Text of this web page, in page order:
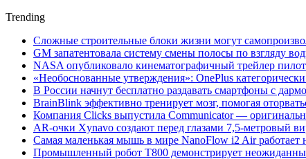
Trending
Сложные строительные блоки жизни могут
GM запатентовала систему смены полосы по взгляду
NASA опубликовало кинематографичный трейлер
«Необоснованные утверждения»: OnePlus
В России начнут бесплатно раздавать смартфоны с
BrainBlink эффективно тренирует мозг, помогая
Компания Clicks выпустила Communicator —
AR-очки Xynavo создают перед глазами 7,5-метровый
Самая маленькая мышь в мире NanoFlow i2 Air работает
Промышленный робот Т800 демонстрирует